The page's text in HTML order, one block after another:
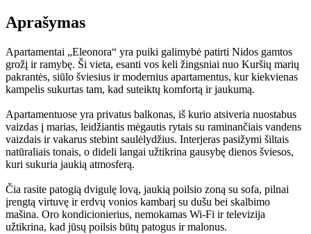
Aprašymas
Apartamentai „Eleonora“ yra puiki galimybė patirti Nidos gamtos
grožį ir ramybę. Ši vieta, esanti vos keli žingsniai nuo Kuršių marių
pakrantės, siūlo šviesius ir modernius apartamentus, kur kiekvienas
kampelis sukurtas tam, kad suteiktų komfortą ir jaukumą.
Apartamentuose yra privatus balkonas, iš kurio atsiveria nuostabus
vaizdas į marias, leidžiantis mėgautis rytais su raminančiais vandens
vaizdais ir vakarus stebint saulėlydžius. Interjeras pasižymi šiltais
natūraliais tonais, o dideli langai užtikrina gausybę dienos šviesos,
kuri sukuria jaukią atmosferą.
Čia rasite patogią dvigulę lovą, jaukią poilsio zoną su sofa, pilnai
įrengtą virtuvę ir erdvų vonios kambarį su dušu bei skalbimo
mašina. Oro kondicionierius, nemokamas Wi-Fi ir televizija
užtikrina, kad jūsų poilsis būtų patogus ir malonus.